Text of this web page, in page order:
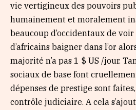
vie vertigineux des pouvoirs
humainement et moralement
beaucoup d’occidentaux de
d’africains baigner dans l’or
majorité n’a pas 1 $ US /jour.
sociaux de base font
dépenses de prestige sont
contrôle judiciaire. A cela